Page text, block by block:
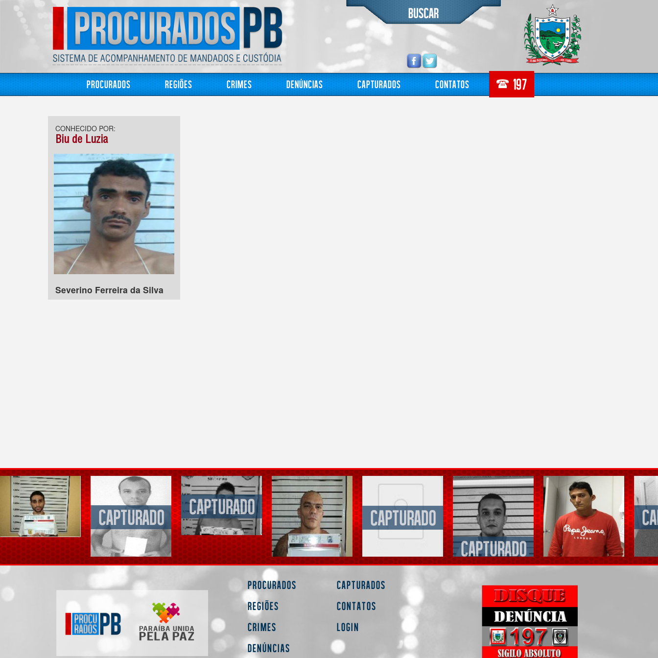
Procurados Regiões Crimes Denúncias Capturados Contatos
CONHECIDO POR:
Biu de Luzia
Severino Ferreira da Silva
Procurados
Regiões
Crimes
Denúncias
Capturados
Contatos
Login